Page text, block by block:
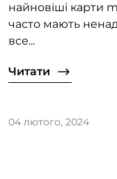
найновіші карти
часто мають
все...
Читати
04 лютого, 2024